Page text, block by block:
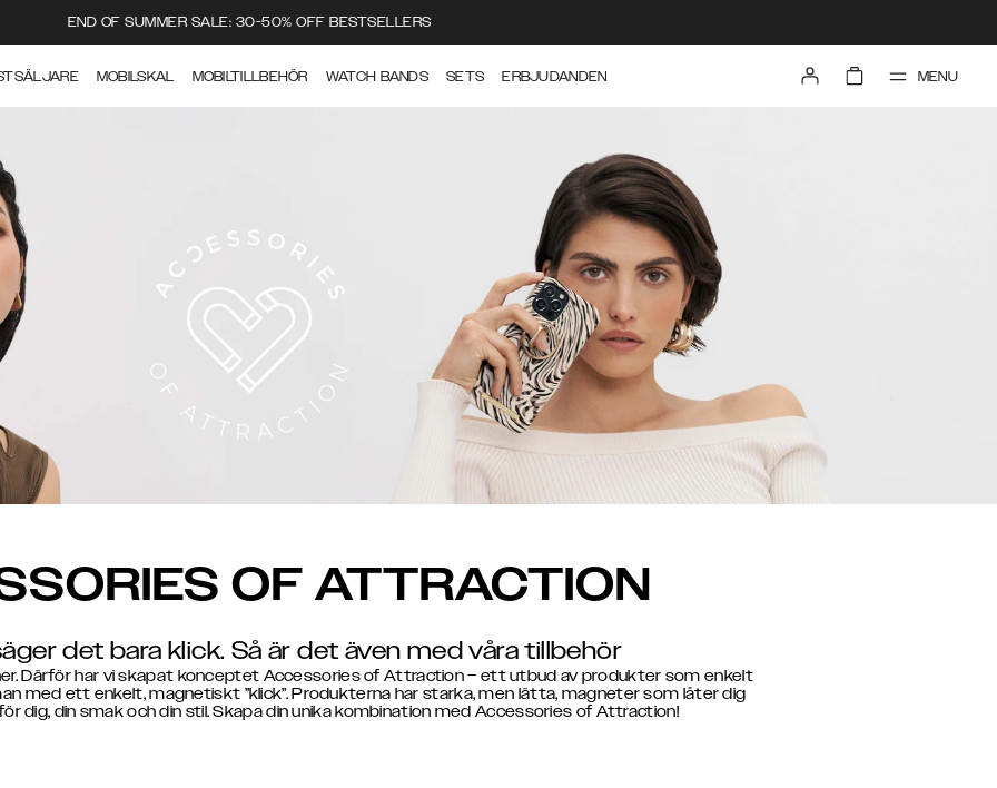
END OF SUMMER SALE: 30-50% OFF BESTSELLERS
MOBILSKAL MOBILTILLBEHÖR WATCH BANDS SETS ERBJUDANDEN MENU
OF ATTRACTION
det bara klick. Så är det även med våra tillbehör
Därför har vi skapat konceptet Accessories of Attraction – ett utbud av produkter som enkelt
med ett enkelt, magnetiskt ”klick”. Produkterna har starka, men lätta, magneter som låter dig
dig, din smak och din stil. Skapa din unika kombination med Accessories of Attraction!